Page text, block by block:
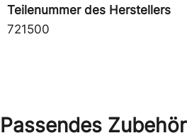
Teilenummer des Herstellers
721500
Passendes Zubehör